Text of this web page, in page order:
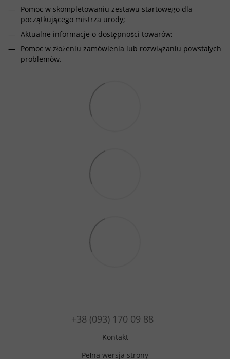
Pomoc w skompletowaniu zestawu startowego dla
początkującego mistrza urody;
Aktualne informacje o dostępności towarów;
Pomoc w złożeniu zamówienia lub rozwiązaniu powstałych
problemów.
+38 (093) 170 09 88
Kontakt
Pełna wersja strony